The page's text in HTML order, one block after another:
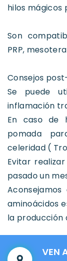
hilos mágicos
Son
PRP,
Consejos
Se puede
inflamación
En caso de
pomada
celeridad (
Evitar
pasado un
aminoácidos
la producción
VEN